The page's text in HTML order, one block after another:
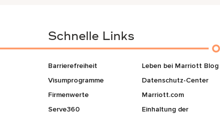
Schnelle Links
Barrierefreiheit
Visumprogramme
Firmenwerte
Serve360
Leben bei Marriott Blog
Datenschutz-Center
Marriott.com
Einhaltung der